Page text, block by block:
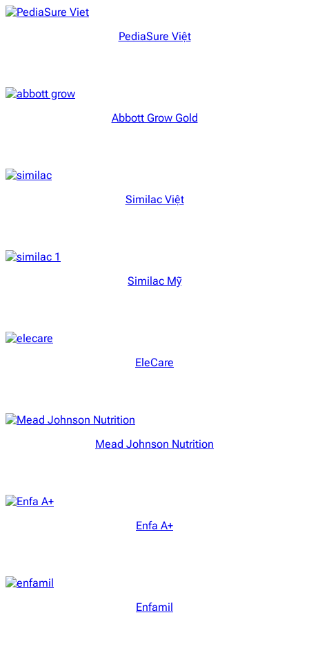
PediaSure Việt
Abbott Grow Gold
Similac Việt
Similac Mỹ
EleCare
Mead Johnson Nutrition
Enfa A+
Enfamil